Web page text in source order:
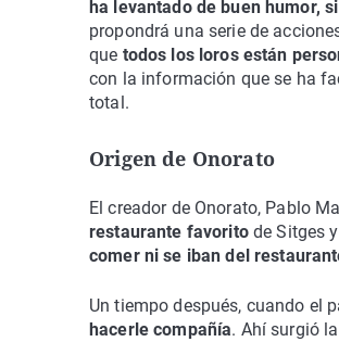
ha levantado de buen humor,
propondrá una serie de
que todos los loros están
con la información que se ha
total.
Origen de Onorato
El creador de Onorato, Pablo
restaurante favoritode Sitges
comer ni se iban del
Un tiempo después, cuando el
hacerle compañía. Ahí surgió